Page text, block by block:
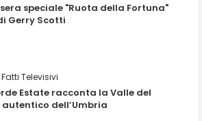
speciale "Ruota della Fortuna"
Gerry Scotti
Fatti Televisivi
Estate racconta la Valle del
dell’Umbria